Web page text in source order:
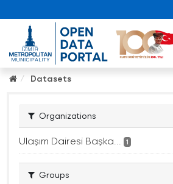
Datasets
Organizations
Ulaşım Dairesi Başka... 1
Groups